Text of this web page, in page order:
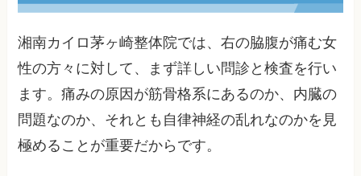
湘南カイロ茅ヶ崎整体院では、右の脇腹が痛む女
性の方々に対して、まず詳しい問診と検査を行い
ます。痛みの原因が筋骨格系にあるのか、内臓の
問題なのか、それとも自律神経の乱れなのかを見
極めることが重要だからです。